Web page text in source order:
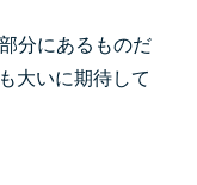
分にあるものだ
大いに期待して